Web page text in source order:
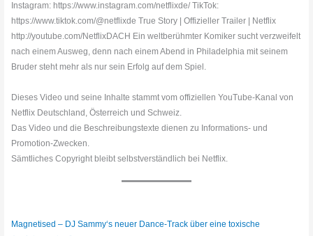
Instagram: https://www.instagram.com/netflixde/ TikTok:
https://www.tiktok.com/@netflixde True Story | Offizieller Trailer | Netflix
http://youtube.com/NetflixDACH Ein weltberühmter Komiker sucht verzweifelt
nach einem Ausweg, denn nach einem Abend in Philadelphia mit seinem
Bruder steht mehr als nur sein Erfolg auf dem Spiel.
Dieses Video und seine Inhalte stammt vom offiziellen YouTube-Kanal von
Netflix Deutschland, Österreich und Schweiz.
Das Video und die Beschreibungstexte dienen zu Informations- und
Promotion-Zwecken.
Sämtliches Copyright bleibt selbstverständlich bei Netflix.
Magnetised – DJ Sammy‘s neuer Dance-Track über eine toxische